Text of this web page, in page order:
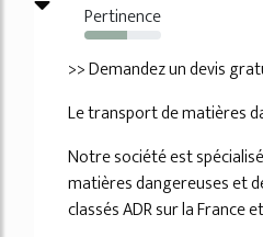
Pertinence
56%
>> Demandez un devis
Le transport de matières
Notre société est
matières dangereuses et
classés ADR sur la France